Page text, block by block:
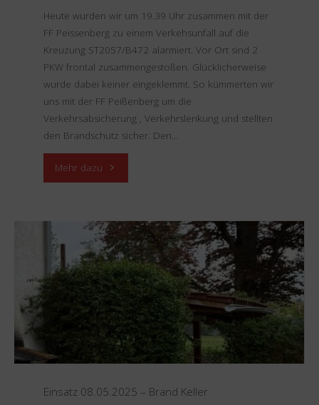
Heute wurden wir um 19.39 Uhr zusammen mit der
FF Peissenberg zu einem Verkehsunfall auf die
Kreuzung ST2057/B472 alarmiert. Vor Ort sind 2
PKW frontal zusammengestoßen. Glücklicherweise
wurde dabei keiner eingeklemmt. So kümmerten wir
uns mit der FF Peißenberg um die
Verkehrsabsicherung , Verkehrslenkung und stellten
den Brandschutz sicher. Den…
Mehr dazu "Einsazu
–
VU
B472"
Einsatz 08.05.2025 – Brand Keller